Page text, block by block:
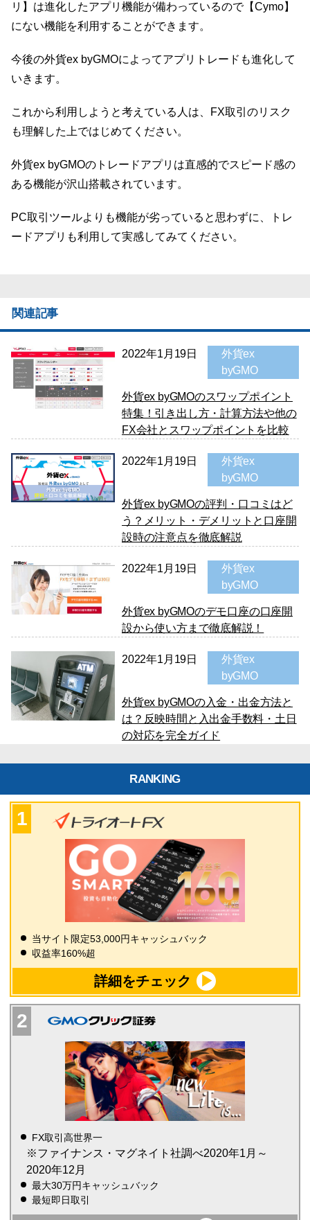
リ】は進化したアプリ機能が備わっているので【Cymo】
にない機能を利用することができます。
今後の外貨ex byGMOによってアプリトレードも進化して
いきます。
これから利用しようと考えている人は、FX取引のリスク
も理解した上ではじめてください。
外貨ex byGMOのトレードアプリは直感的でスピード感の
ある機能が沢山搭載されています。
PC取引ツールよりも機能が劣っていると思わずに、トレ
ードアプリも利用して実感してみてください。
関連記事
2022年1月19日
外貨ex
byGMO
外貨ex byGMOのスワップポイント
特集！引き出し方・計算方法や他の
FX会社とスワップポイントを比較
2022年1月19日
外貨ex
byGMO
外貨ex byGMOの評判・口コミはど
う？メリット・デメリットと口座開
設時の注意点を徹底解説
2022年1月19日
外貨ex
byGMO
外貨ex byGMOのデモ口座の口座開
設から使い方まで徹底解説！
2022年1月19日
外貨ex
byGMO
外貨ex byGMOの入金・出金方法と
は？反映時間と入出金手数料・土日
の対応を完全ガイド
RANKING
当サイト限定53,000円キャッシュバック
収益率160%超
詳細をチェック
FX取引高世界一
※ファイナンス・マグネイト社調べ2020年1月～
2020年12月
最大30万円キャッシュバック
最短即日取引